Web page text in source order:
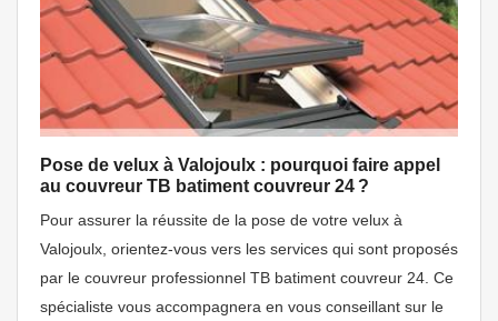
Pose de velux à Valojoulx : pourquoi faire appel
au couvreur TB batiment couvreur 24 ?
Pour assurer la réussite de la pose de votre velux à
Valojoulx, orientez-vous vers les services qui sont proposés
par le couvreur professionnel TB batiment couvreur 24. Ce
spécialiste vous accompagnera en vous conseillant sur le